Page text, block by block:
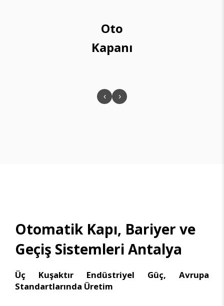
Oto
Kapanı
‹ ›
Otomatik Kapı, Bariyer ve
Geçiş Sistemleri Antalya
Üç Kuşaktır Endüstriyel Güç, Avrupa
Standartlarında Üretim